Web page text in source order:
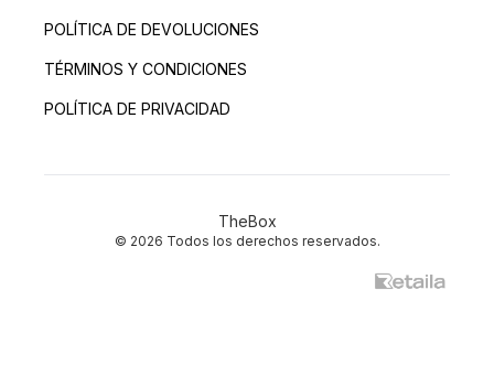
POLÍTICA DE DEVOLUCIONES
TÉRMINOS Y CONDICIONES
POLÍTICA DE PRIVACIDAD
TheBox
© 2026 Todos los derechos reservados.